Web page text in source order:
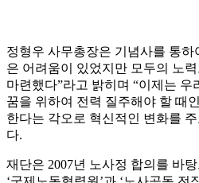
정형우 사무총장은 기념사를 통하
은 어려움이 있었지만 모두의 노
마련했다”라고 밝히며 “이제는 우
꿈을 위하여 전력 질주해야 할 때
한다는 각오로 혁신적인 변화를
다.
재단은 2007년 노사정 합의를 바